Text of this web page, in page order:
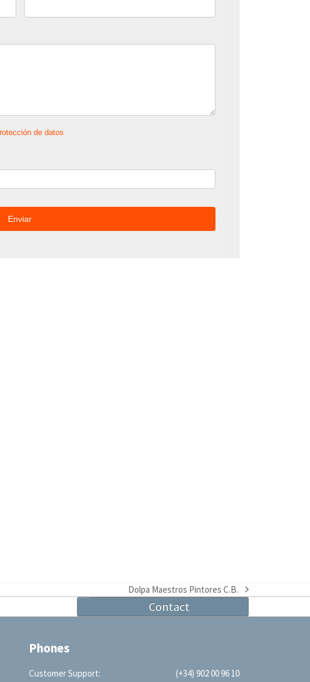
de datos
next
Dolpa Maestros Pintores C.B.
Contact
Phones
Customer Support:
(+34) 902 00 96 10